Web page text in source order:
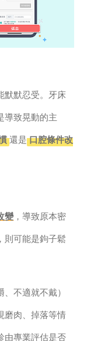
默默忍受。牙床
導致晃動的主
還是 口腔條件改
變，導致原本密
則可能是鉤子鬆
、不適就不戴）
磨肉、掉落等情
由專業評估是否